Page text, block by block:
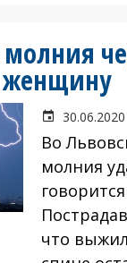
женщину
30.06.2020
Во
молния
что